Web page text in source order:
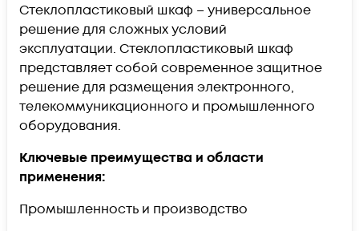
Стеклопластиковый шкаф – универсальное
решение для сложных условий
эксплуатации. Стеклопластиковый шкаф
представляет собой современное защитное
решение для размещения электронного,
телекоммуникационного и промышленного
оборудования.
Ключевые преимущества и области
применения:
Промышленность и производство